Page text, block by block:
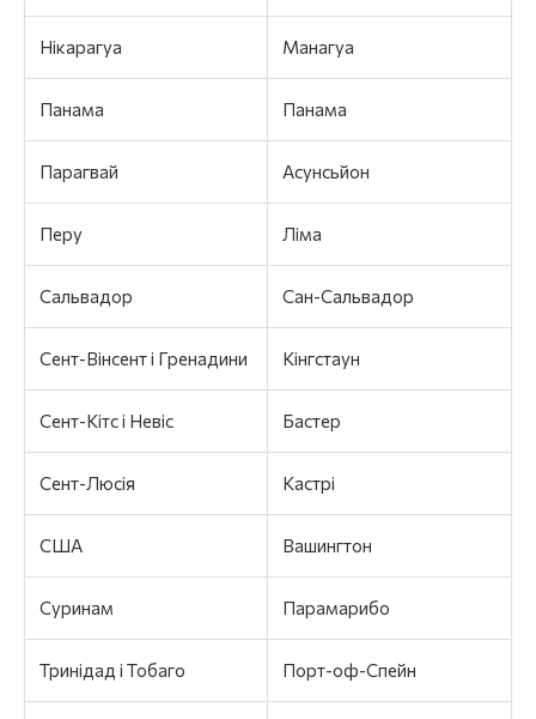
Нікарагуа Манагуа
Панама Панама
Парагвай Асунсьйон
Перу Ліма
Сальвадор Сан-Сальвадор
Сент-Вінсент і Гренадини Кінгстаун
Сент-Кітс і Невіс Бастер
Сент-Люсія Кастрі
США Вашингтон
Суринам Парамарибо
Тринідад і Тобаго Порт-оф-Спейн